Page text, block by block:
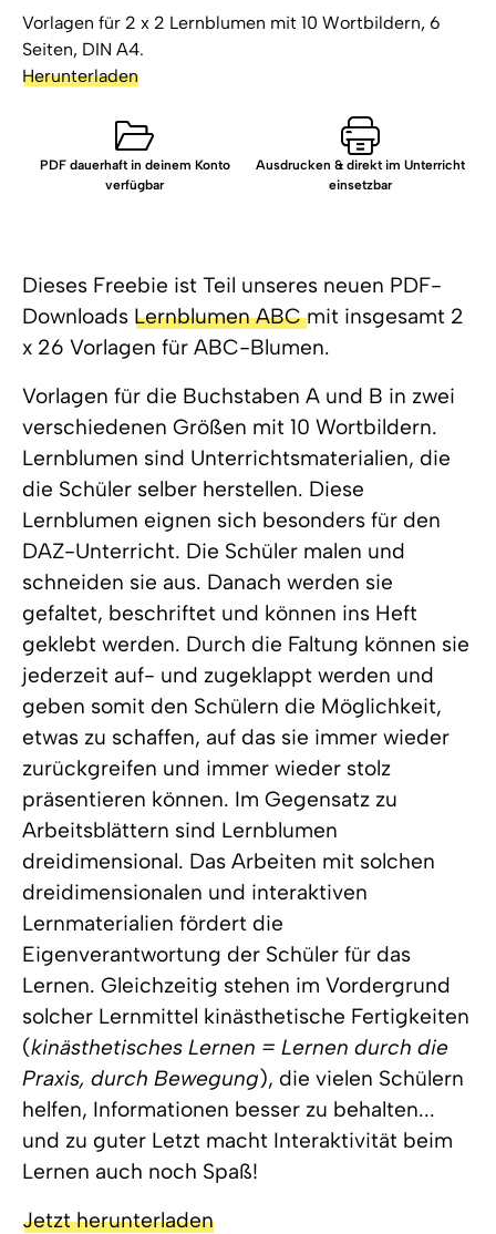
Dieses Freebie ist Teil unseres neuen PDF-
Downloads Lernblumen ABCmit insgesamt 2
x 26 Vorlagen für ABC-Blumen.
Vorlagen für die Buchstaben A und B in zwei
verschiedenen Größen mit 10 Wortbildern.
Lernblumen sind Unterrichtsmaterialien, die
die Schüler selber herstellen. Diese
Lernblumen eignen sich besonders für den
DAZ-Unterricht. Die Schüler malen und
schneiden sie aus. Danach werden sie
gefaltet, beschriftet und können ins Heft
geklebt werden. Durch die Faltung können sie
jederzeit auf- und zugeklappt werden und
geben somit den Schülern die Möglichkeit,
etwas zu schaffen, auf das sie immer wieder
zurückgreifen und immer wieder stolz
präsentieren können. Im Gegensatz zu
Arbeitsblättern sind Lernblumen
dreidimensional. Das Arbeiten mit solchen
dreidimensionalen und interaktiven
Lernmaterialien fördert die
Eigenverantwortung der Schüler für das
Lernen. Gleichzeitig stehen im Vordergrund
solcher Lernmittel kinästhetische Fertigkeiten
(kinästhetisches Lernen = Lernen durch die
Praxis, durch Bewegung), die vielen Schülern
helfen, Informationen besser zu behalten...
und zu guter Letzt macht Interaktivität beim
Lernen auch noch Spaß!
Jetzt herunterladen
Vorlagen für 2 x 2 Lernblumen mit 10 Wortbildern, 6
Seiten, DIN A4.
Herunterladen
PDF dauerhaft in deinem Konto
verfügbar
Ausdrucken & direkt im Unterricht
einsetzbar